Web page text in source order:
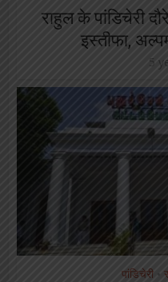
राहुल के पांडिचेरी
इस्तीफा,
5
पांडिचेरी